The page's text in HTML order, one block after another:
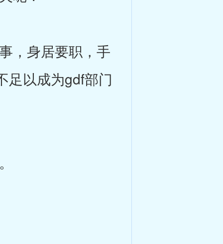
身居要职，手
以成为gdf部门